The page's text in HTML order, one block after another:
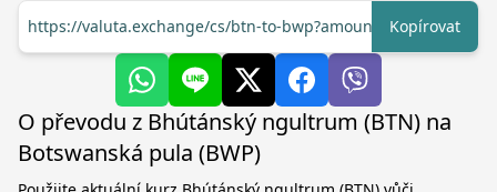
https://valuta.exchange/cs/btn-to-bwp?amount=1Kopírovat
O převodu z Bhútánský ngultrum (BTN) na
Botswanská pula (BWP)